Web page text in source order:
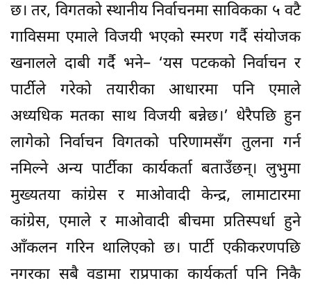
छ। तर, विगतको स्थानीय निर्वाचनमा साविकका ५ वटै
गाविसमा एमाले विजयी भएको स्मरण गर्दै संयोजक
खनालले दाबी गर्दै भने– ‘यस पटकको निर्वाचन र
पार्टीले गरेको तयारीका आधारमा पनि एमाले
अध्यधिक मतका साथ विजयी बन्नेछ।’ धेरैपछि हुन
लागेको निर्वाचन विगतको परिणामसँग तुलना गर्न
नमिल्ने अन्य पार्टीका कार्यकर्ता बताउँछन्। लुभुमा
मुख्यतया कांग्रेस र माओवादी केन्द्र, लामाटारमा
कांग्रेस, एमाले र माओवादी बीचमा प्रतिस्पर्धा हुने
आँकलन गरिन थालिएको छ। पार्टी एकीकरणपछि
नगरका सबै वडामा राप्रपाका कार्यकर्ता पनि निकै